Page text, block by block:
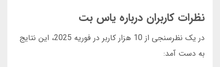
نظرات کاربران درباره یاس بت
در یک نظرسنجی از 10 هزار کاربر در فوریه 2025، این نتایج
به دست آمد: